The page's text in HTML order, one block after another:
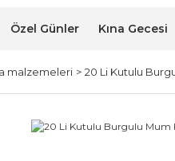
Özel Günler Kına Gecesi
malzemeleri 20 Li Kutulu